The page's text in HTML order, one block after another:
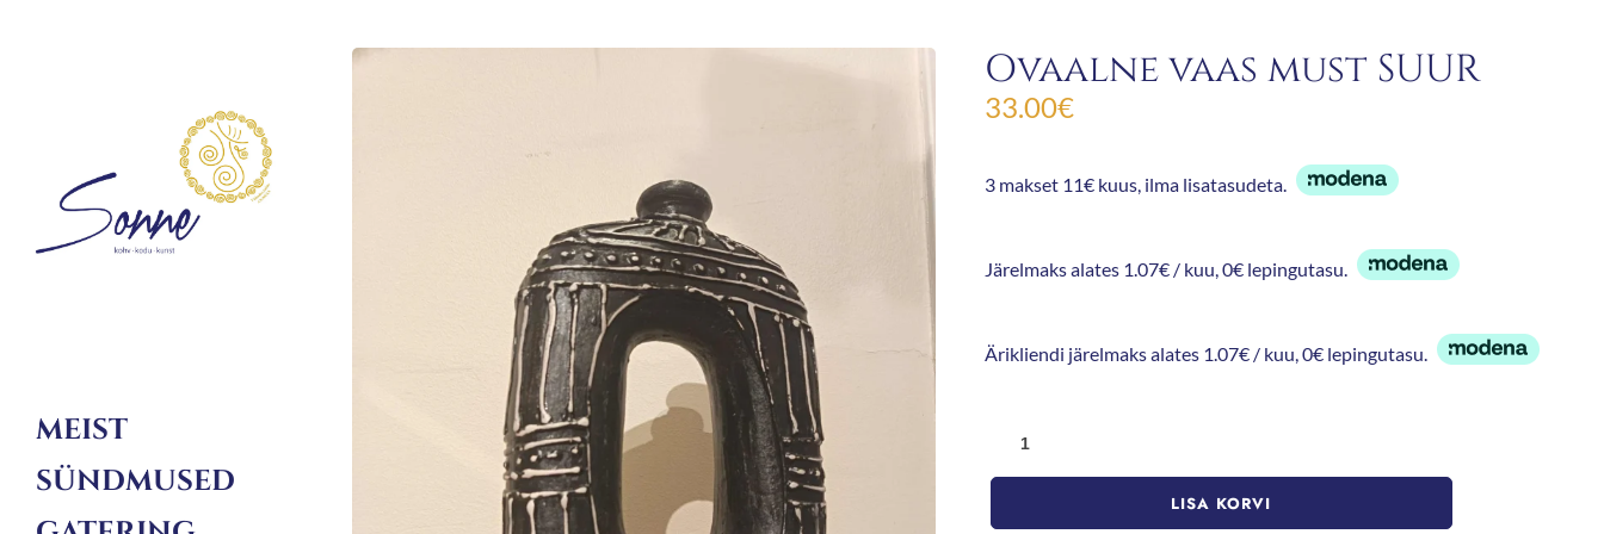
MEIST
SÜNDMUSED
Ovaalne vaas must SUUR
33.00€
3 makset 11€ kuus, ilma lisatasudeta.
Järelmaks alates 1.07€ / kuu, 0€ lepingutasu.
Ärikliendi järelmaks alates 1.07€ / kuu, 0€ lepingutasu.
LISA KORVI